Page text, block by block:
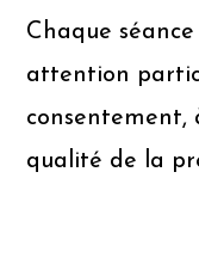
Chaque
attention
qualité de la